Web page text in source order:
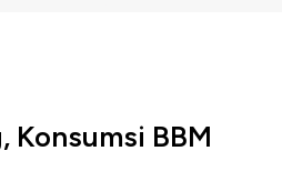
Konsumsi BBM